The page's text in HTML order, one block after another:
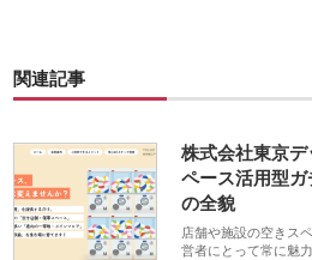
関連記事
株式会社東京
ペース活用型
の全貌
店舗や施設の空きス
営者にとって常に魅